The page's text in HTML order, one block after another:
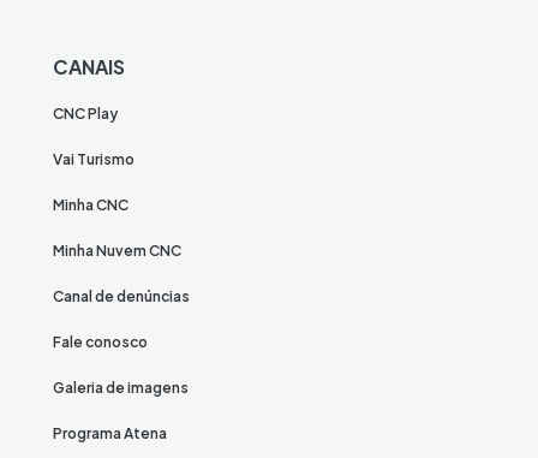
CANAIS
CNC Play
Vai Turismo
Minha CNC
Minha Nuvem CNC
Canal de denúncias
Fale conosco
Galeria de imagens
Programa Atena